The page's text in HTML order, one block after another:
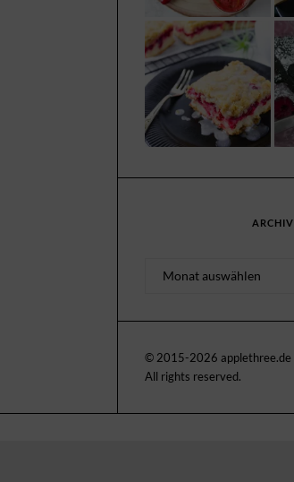
ARCHIV
© 2015-2026 applethree.de
All rights reserved.